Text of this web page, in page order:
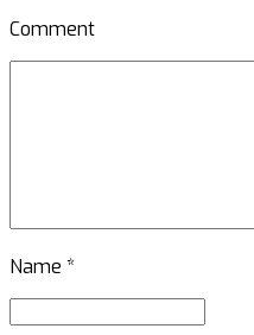
Comment
Name *